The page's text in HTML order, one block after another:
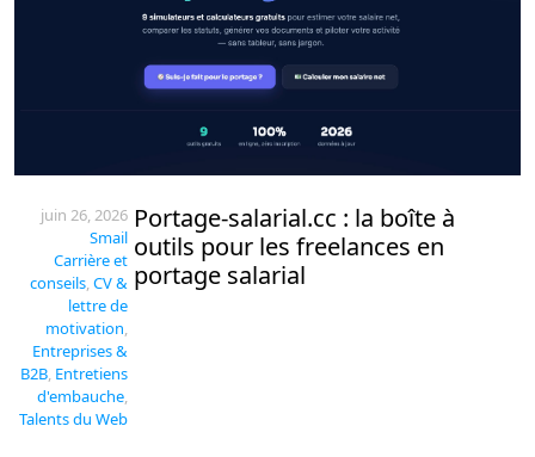
juin 26, 2026
Smail
Carrière et
conseils,CV &
lettre de
motivation,
Entreprises &
B2B, Entretiens
d'embauche,
Talents du Web
Portage-salarial.cc : la boîte à
outils pour les freelances en
portage salarial